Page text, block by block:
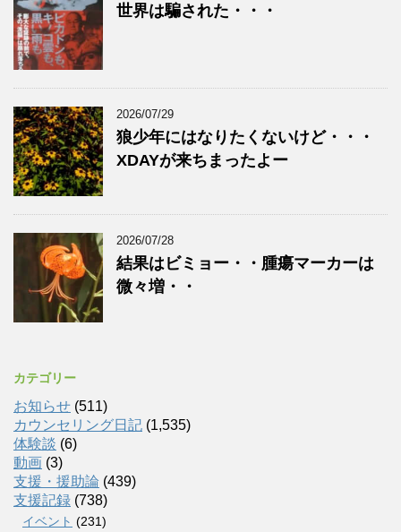
世界は騙された・・・
2026/07/29
狼少年にはなりたくないけど・・・
XDAYが来ちまったよー
2026/07/28
結果はビミョー・・腫瘍マーカーは
微々増・・
カテゴリー
お知らせ (511)
カウンセリング日記 (1,535)
体験談 (6)
動画 (3)
支援・援助論 (439)
支援記録 (738)
イベント (231)